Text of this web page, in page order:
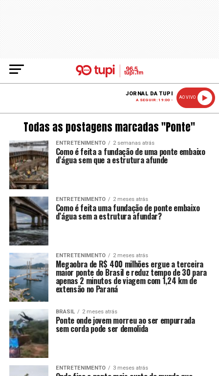
JORNAL DA TUPI
A SEGUIR: 19:00 -
AO VIVO
Todas as postagens marcadas "Ponte"
ENTRETENIMENTO 2 semanas atrás
Como é feita a fundação de uma ponte embaixo
d’água sem que a estrutura afunde
ENTRETENIMENTO 2 meses atrás
Como é feita uma fundação de ponte embaixo
d’água sem a estrutura afundar?
ENTRETENIMENTO 2 meses atrás
Megaobra de R$ 400 milhões ergue a terceira
maior ponte do Brasil e reduz tempo de 30 para
apenas 2 minutos de viagem com 1,24 km de
extensão no Paraná
BRASIL 2 meses atrás
Ponte onde jovem morreu ao ser empurrada
sem corda pode ser demolida
ENTRETENIMENTO 3 meses atrás